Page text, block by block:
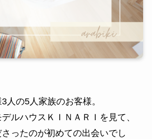
人の5人家族のお客様。
ルハウスＫＩＮＡＲＩを見て、
ったのが初めての出会いでし